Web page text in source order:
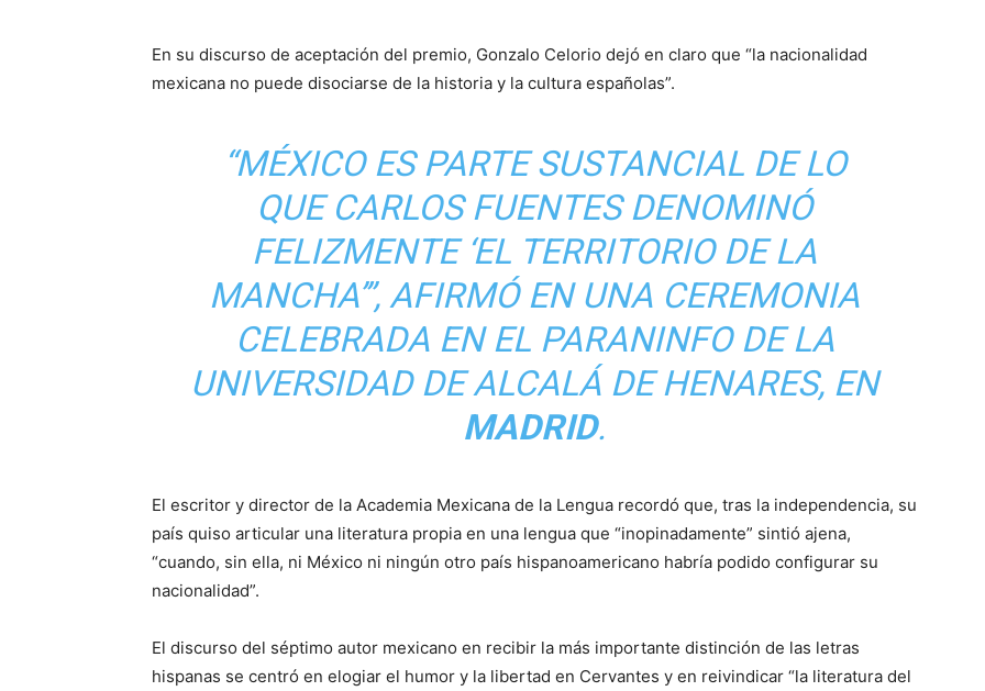
En su discurso de aceptación del premio, Gonzalo Celorio dejó en claro que “la nacionalidad
mexicana no puede disociarse de la historia y la cultura españolas”.
“MÉXICO ES PARTE SUSTANCIAL DE LO
QUE CARLOS FUENTES DENOMINÓ
FELIZMENTE ‘EL TERRITORIO DE LA
MANCHA’”, AFIRMÓ EN UNA CEREMONIA
CELEBRADA EN EL PARANINFO DE LA
UNIVERSIDAD DE ALCALÁ DE HENARES, EN
MADRID.
El escritor y director de la Academia Mexicana de la Lengua recordó que, tras la independencia, su
país quiso articular una literatura propia en una lengua que “inopinadamente” sintió ajena,
“cuando, sin ella, ni México ni ningún otro país hispanoamericano habría podido configurar su
nacionalidad”.
El discurso del séptimo autor mexicano en recibir la más importante distinción de las letras
hispanas se centró en elogiar el humor y la libertad en Cervantes y en reivindicar “la literatura del